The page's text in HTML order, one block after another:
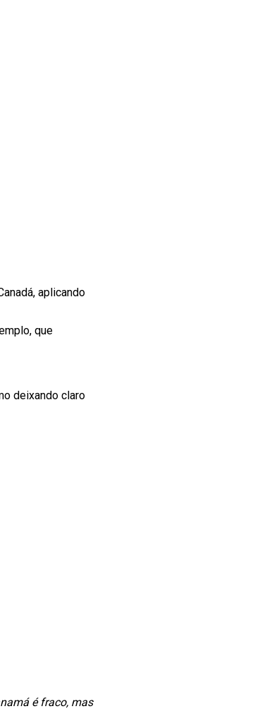
aplicando
que
deixando claro
é fraco, mas